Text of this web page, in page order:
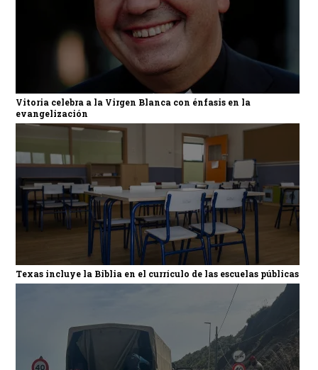
Vitoria celebra a la Virgen Blanca con énfasis en la
evangelización
Texas incluye la Biblia en el currículo de las escuelas públicas